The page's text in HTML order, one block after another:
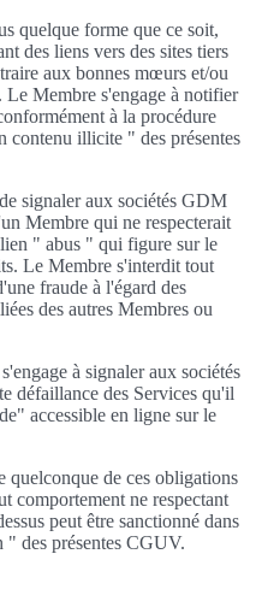
quelque forme que ce soit,
des liens vers des sites tiers
aux bonnes mœurs et/ou
Le Membre s'engage à notifier
à la procédure
illicite " des présentes
signaler aux sociétés GDM
Membre qui ne respecterait
" abus " qui figure sur le
Le Membre s'interdit tout
fraude à l'égard des
des autres Membres ou
à signaler aux sociétés
défaillance des Services qu'il
accessible en ligne sur le
quelconque de ces obligations
comportement ne respectant
peut être sanctionné dans
des présentes CGUV.